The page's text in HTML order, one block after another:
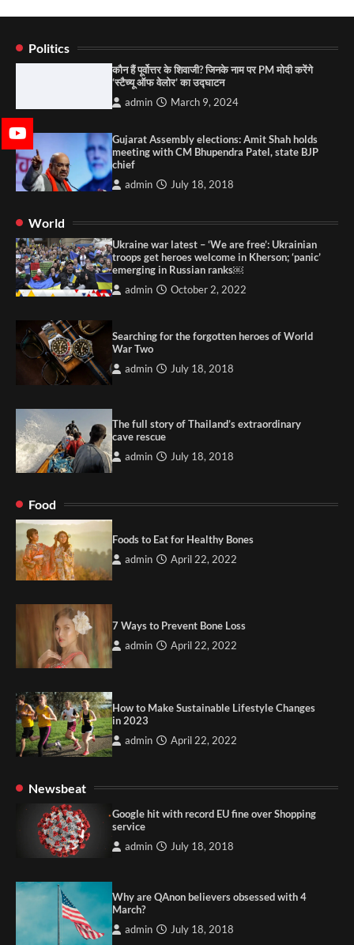
Politics
कौन हैं पूर्वोत्तर के शिवाजी? जिनके नाम पर PM मोदी करेंगे
‘स्टैच्यू ऑफ वेलोर’ का उद्घाटन
admin March 9, 2024
Gujarat Assembly elections: Amit Shah holds
meeting with CM Bhupendra Patel, state BJP
chief
admin July 18, 2018
World
Ukraine war latest – ‘We are free’: Ukrainian
troops get heroes welcome in Kherson; ‘panic’
emerging in Russian ranks￼
admin October 2, 2022
Searching for the forgotten heroes of World
War Two
admin July 18, 2018
The full story of Thailand’s extraordinary
cave rescue
admin July 18, 2018
Food
Foods to Eat for Healthy Bones
admin April 22, 2022
7 Ways to Prevent Bone Loss
admin April 22, 2022
How to Make Sustainable Lifestyle Changes
in 2023
admin April 22, 2022
Newsbeat
Google hit with record EU fine over Shopping
service
admin July 18, 2018
Why are QAnon believers obsessed with 4
March?
admin July 18, 2018